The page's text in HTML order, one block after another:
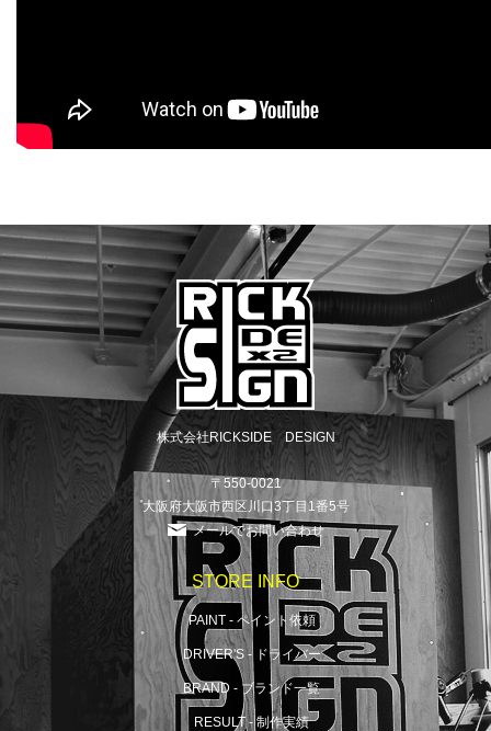
株式会社RICKSIDE DESIGN
〒550-0021
大阪府大阪市西区川口3丁目1番5号
メールでお問い合わせ
STORE INFO
PAINT - ペイント依頼
DRIVER'S - ドライバー
BRAND - ブランド一覧
RESULT - 制作実績